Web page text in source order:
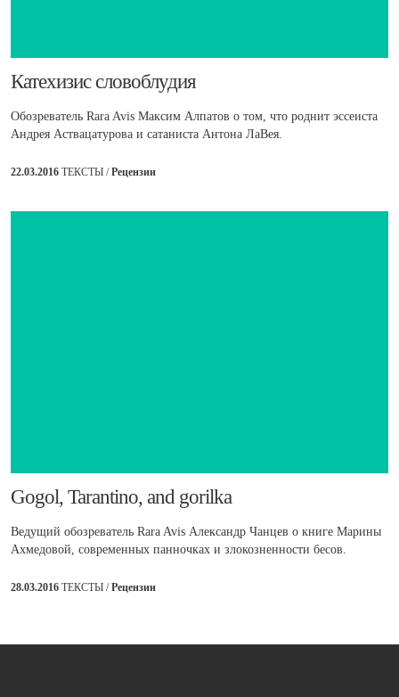
​Катехизис словоблудия
Обозреватель Rara Avis Максим Алпатов о том, что роднит эссеиста
Андрея Аствацатурова и сатаниста Антона ЛаВея.
22.03.2016 ТЕКСТЫ /Рецензии
​Gogol, Tarantino, and gorilka
Ведущий обозреватель Rara Avis Александр Чанцев о книге Марины
Ахмедовой, современных панночках и злокозненности бесов.
28.03.2016 ТЕКСТЫ /Рецензии